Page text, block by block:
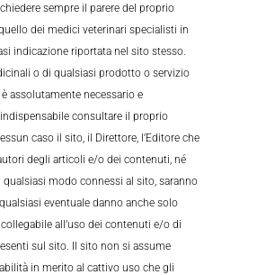
sempre il parere del proprio
dei medici veterinari specialisti in
indicazione riportata nel sito stesso.
o di qualsiasi prodotto o servizio
assolutamente necessario e
consultare il proprio
caso il sito, il Direttore, l’Editore che
degli articoli e/o dei contenuti, né
modo connessi al sito, saranno
eventuale danno anche solo
all’uso dei contenuti e/o di
sul sito. Il sito non si assume
in merito al cattivo uso che gli